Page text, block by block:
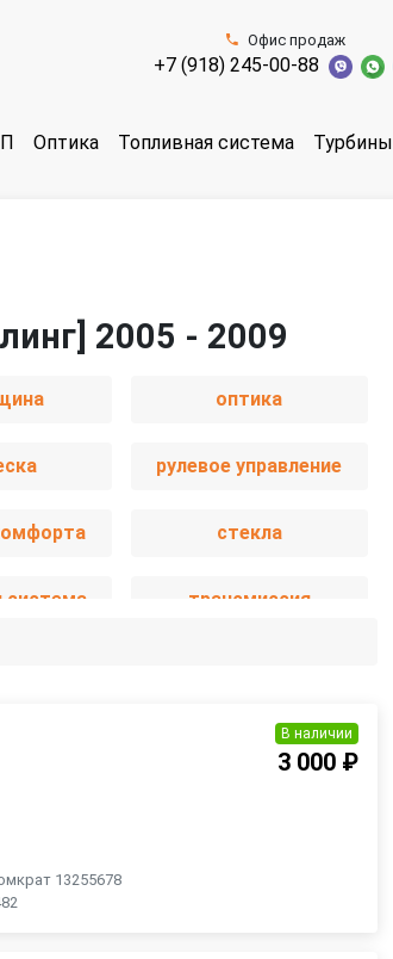
Офис продаж
+7 (918) 245-00-88
Оптика Топливная система Турбины
2005 - 2009
оптика
рулевое управление
стекла
система трансмиссия
13255678
В наличии
3 000 ₽